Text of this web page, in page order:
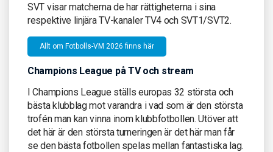
SVT visar matcherna de har rättigheterna i sina
respektive linjära TV-kanaler TV4 och SVT1/SVT2.
Allt om Fotbolls-VM 2026 finns här
Champions League på TV och stream
I Champions League ställs europas 32 största och
bästa klubblag mot varandra i vad som är den största
trofén man kan vinna inom klubbfotbollen. Utöver att
det här är den största turneringen är det här man får
se den bästa fotbollen spelas mellan fantastiska lag.